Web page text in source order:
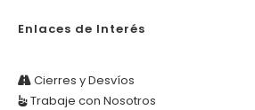
Enlaces de Interés
Cierres y Desvíos
Trabaje con Nosotros